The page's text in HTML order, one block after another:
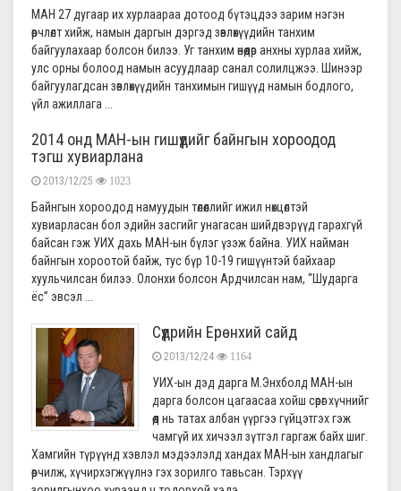
МАН 27 дугаар их хурлаараа дотоод бүтэцдээ зарим нэгэн
өөрчлөлт хийж, намын даргын дэргэд зөвлөхүүдийн танхим
байгуулахаар болсон билээ. Уг танхим өнөөдөр анхны хурлаа хийж,
улс орны болоод намын асуудлаар санал солилцжээ. Шинээр
байгуулагдсан зөвлөхүүдийн танхимын гишүүд намын бодлого,
үйл ажиллага ...
2014 онд МАН-ын гишүүдийг байнгын хороодод
тэгш хувиарлана
2013/12/25 1023
Байнгын хороодод намуудын төлөөллийг ижил нөхцөлтэй
хувиарласан бол эдийн засгийг унагасан шийдвэрүүд гарахгүй
байсан гэж УИХ дахь МАН-ын бүлэг үзэж байна. УИХ найман
байнгын хороотой байж, тус бүр 10-19 гишүүнтэй байхаар
хуульчилсан билээ. Олонхи болсон Ардчилсан нам, “Шударга
ёс” эвсэл ...
Сүүдрийн Ерөнхий сайд
2013/12/24 1164
УИХ-ын дэд дарга М.Энхболд МАН-ын
дарга болсон цагаасаа хойш сөрөг хүчнийг
өөд нь татах албан үүргээ гүйцэтгэх гэж
чамгүй их хичээл зүтгэл гаргаж байх шиг.
Хамгийн түрүүнд хэвлэл мэдээлэлд хандах МАН-ын хандлагыг
өөрчилж, хүчирхэгжүүлнэ гэх зорилго тавьсан. Тэрхүү